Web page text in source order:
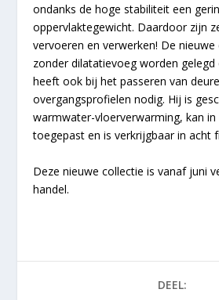
ondanks de hoge stabiliteit een
oppervlaktegewicht. Daardoor zijn
vervoeren en verwerken! De nieuwe
zonder dilatatievoeg worden gelegd
heeft ook bij het passeren van
overgangsprofielen nodig. Hij is
warmwater-vloerverwarming, kan
toegepast en is verkrijgbaar in acht
Deze nieuwe collectie is vanaf juni
handel.
DEEL: